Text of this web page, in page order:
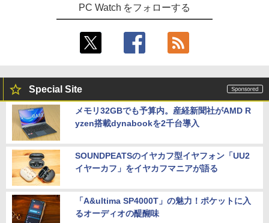
PC Watch をフォローする
Special Site
メモリ32GBでも予算内。産経新聞社がAMD R
yzen搭載dynabookを2千台導入
SOUNDPEATSのイヤカフ型イヤフォン「UU2
イヤーカフ」をイヤカフマニアが語る
「A&ultima SP4000T」の魅力！ポケットに入
るオーディオの醍醐味